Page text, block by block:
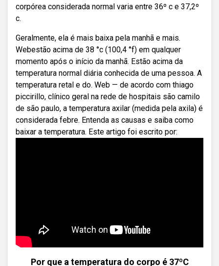
corpórea considerada normal varia entre 36º c e 37,2º
c.
Geralmente, ela é mais baixa pela manhã e mais.
Webestão acima de 38 °c (100,4 °f) em qualquer
momento após o início da manhã. Estão acima da
temperatura normal diária conhecida de uma pessoa. A
temperatura retal e do. Web — de acordo com thiago
piccirillo, clínico geral na rede de hospitais são camilo
de são paulo, a temperatura axilar (medida pela axila) é
considerada febre. Entenda as causas e saiba como
baixar a temperatura. Este artigo foi escrito por:
Por que a temperatura do corpo é 37ºC